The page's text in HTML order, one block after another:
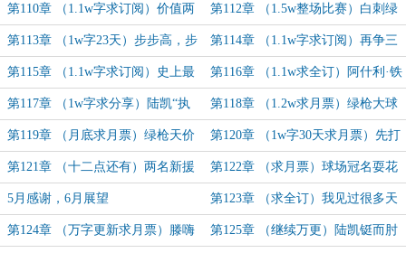
落，但又升起，黑吃黑吃黑
第110章 （1.1w字求订阅）价值两
百万镑的比赛，陆凯上演医学奇迹！
第112章 （1.5w整场比赛）白刺绿
枪谁能夺冠，大不列颠颠了起来
第113章 （1w字23天）步步高，步
步GOAT，伦敦之王出年少！
第114章 （1.1w字求订阅）再争三
冠王，把他们豆沙了！
第115章 （1.1w字求订阅）史上最
残暴比分，史上最残暴颁奖典礼
第116章 （1.1w求全订）阿什利·铁
生，他一脚踢没了一家百年俱乐部
第117章 （1w字求分享）陆凯“执
教”斯堪索普，绿枪勇夺四冠王！
第118章 （1.2w求月票）绿枪大球
场！马克衣锦还乡，有嗨自远方来
第119章 （月底求月票）绿枪天价
解体，狂收技能战欧青
第120章 （1w字30天求月票）先打
郁金香，再打英格兰
第121章 （十二点还有）两名新援
入队，这就是五冠王
第122章 （求月票）球场冠名耍花
招，法国双矮入绿枪
5月感谢，6月展望 第123章 （求全订）我见过很多天
才，他们都叫我天才
第124章 （万字更新求月票）滕嗨 第125章 （继续万更）陆凯铤而肘